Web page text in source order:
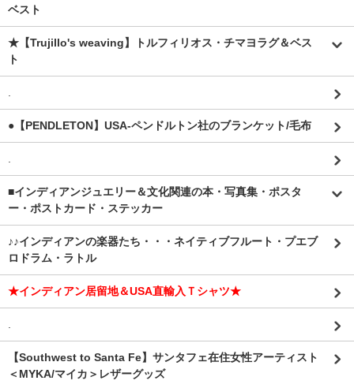
ベスト
★【Trujillo's weaving】トルフィリオス・チマヨラグ＆ベス
ト
●【PENDLETON】USA-ペンドルトン社のブランケット/毛布
■インディアンジュエリー＆文化関連の本・写真集・ポスタ
ー・ポストカード・ステッカー
♪♪インディアンの楽器たち・・・ネイティブフルート・プエブ
ロドラム・ラトル
★インディアン居留地＆USA直輸入Ｔシャツ★
【Southwest to Santa Fe】サンタフェ在住女性アーティスト
＜MYKA/マイカ＞レザーグッズ